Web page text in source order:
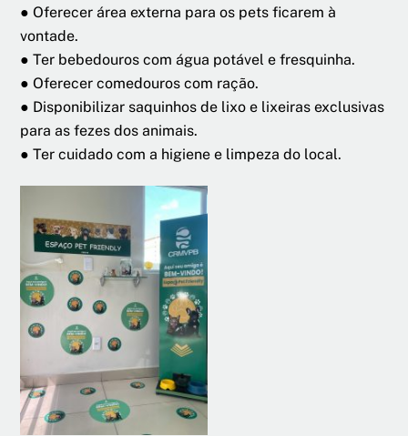
● Oferecer área externa para os pets ficarem à
vontade.
● Ter bebedouros com água potável e fresquinha.
● Oferecer comedouros com ração.
● Disponibilizar saquinhos de lixo e lixeiras exclusivas
para as fezes dos animais.
● Ter cuidado com a higiene e limpeza do local.